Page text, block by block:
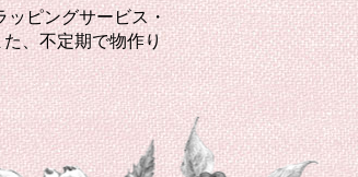
ピングサービス・
、不定期で物作り